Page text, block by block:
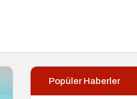
Popüler Haberler